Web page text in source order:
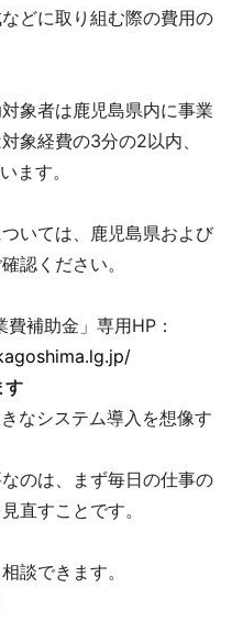
どに取り組む際の費用の
象者は鹿児島県内に事業
象経費の3分の2以内、
ます。
いては、鹿児島県および
認ください。
費補助金」専用HP：
す
なシステム導入を想像す
のは、まず毎日の仕事の
直すことです。
談できます。